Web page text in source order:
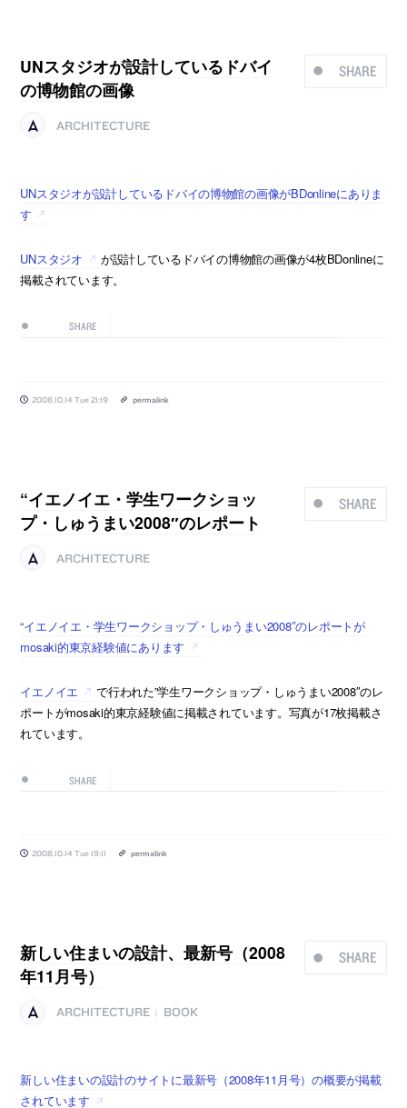
SHARE
UNスタジオが設計しているドバイ
の博物館の画像
ARCHITECTURE
UNスタジオが設計しているドバイの博物館の画像がBDonlineにありま
す
UNスタジオ
が設計しているドバイの博物館の画像が4枚BDonlineに
掲載されています。
SHARE
2008.10.14 Tue 21:19 permalink
SHARE
“イエノイエ・学生ワークショッ
プ・しゅうまい2008″のレポート
ARCHITECTURE
“イエノイエ・学生ワークショップ・しゅうまい2008″のレポートが
mosaki的東京経験値にあります
イエノイエ
で行われた”学生ワークショップ・しゅうまい2008″のレ
ポートがmosaki的東京経験値に掲載されています。写真が17枚掲載さ
れています。
SHARE
2008.10.14 Tue 19:11 permalink
SHARE
新しい住まいの設計、最新号（2008
年11月号）
ARCHITECTURE BOOK
新しい住まいの設計のサイトに最新号（2008年11月号）の概要が掲載
されています